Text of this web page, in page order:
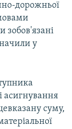
дорожньої
зобов'язані
у
асигнування
суму,